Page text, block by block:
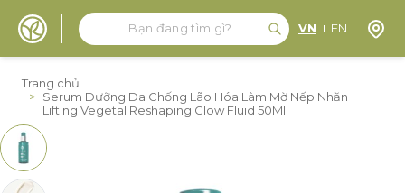
Tìm kiếm
Tìm kiếm
VN EN Định
Trang chủ
> Serum Dưỡng Da Chống Lão Hóa Làm Mờ Nếp Nhăn
Lifting Vegetal Reshaping Glow Fluid 50Ml